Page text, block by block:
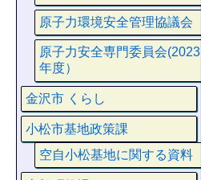
原子力環境安全管理協議会
原子力安全専門委員会(2023
年度）
金沢市 くらし
小松市基地政策課
空自小松基地に関する資料